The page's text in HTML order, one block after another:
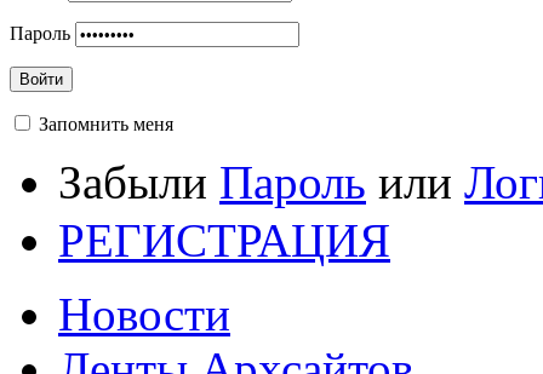
Пароль
Войти
Запомнить меня
Забыли Пароль или
РЕГИСТРАЦИЯ
Новости